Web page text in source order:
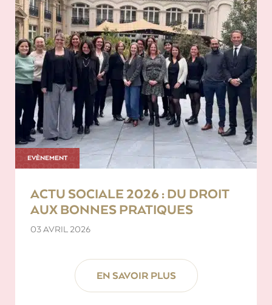
EVÈNEMENT
ACTU SOCIALE 2026 : DU DROIT
AUX BONNES PRATIQUES
03 AVRIL 2026
EN SAVOIR PLUS